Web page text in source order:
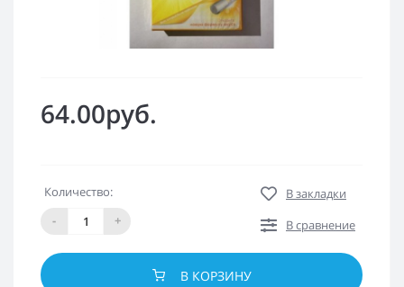
64.00руб.
Количество:
-
+
В закладки
В сравнение
В КОРЗИНУ